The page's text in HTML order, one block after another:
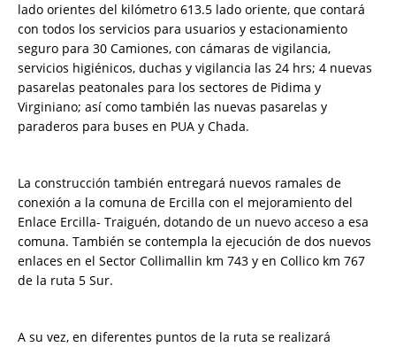
lado orientes del kilómetro 613.5 lado oriente, que contará
con todos los servicios para usuarios y estacionamiento
seguro para 30 Camiones, con cámaras de vigilancia,
servicios higiénicos, duchas y vigilancia las 24 hrs; 4 nuevas
pasarelas peatonales para los sectores de Pidima y
Virginiano; así como también las nuevas pasarelas y
paraderos para buses en PUA y Chada.
La construcción también entregará nuevos ramales de
conexión a la comuna de Ercilla con el mejoramiento del
Enlace Ercilla- Traiguén, dotando de un nuevo acceso a esa
comuna. También se contempla la ejecución de dos nuevos
enlaces en el Sector Collimallin km 743 y en Collico km 767
de la ruta 5 Sur.
A su vez, en diferentes puntos de la ruta se realizará